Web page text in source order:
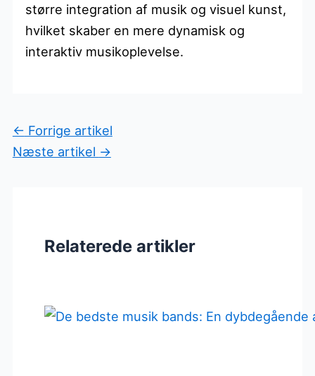
større integration af musik og visuel kunst,
hvilket skaber en mere dynamisk og
interaktiv musikoplevelse.
← Forrige artikel
Næste artikel →
Relaterede artikler